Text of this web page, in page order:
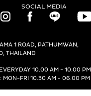
SOCIAL MEDIA
1 ROAD, PATHUMWAN,
THAILAND
10.00 AM - 10.00 PM
: MON-FRI 10.30 AM - 06.00 PM